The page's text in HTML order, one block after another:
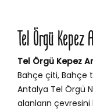
Tel Örgü Kepez
Tel Örgü Kepez
Bahçe çiti, Bahçe
Antalya Tel Örgü
alanların çevresini